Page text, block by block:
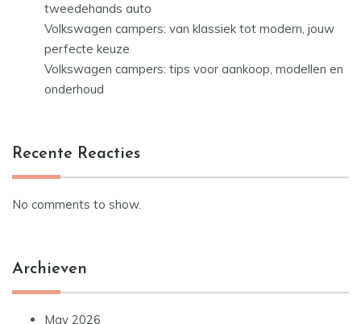
tweedehands auto
Volkswagen campers: van klassiek tot modern, jouw
perfecte keuze
Volkswagen campers: tips voor aankoop, modellen en
onderhoud
Recente Reacties
No comments to show.
Archieven
May 2026